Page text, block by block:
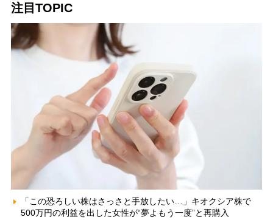
注目TOPIC
「この恐ろしい株はさっさと手放したい…」キオクシア株で
500万円の利益を出した女性が“夢よもう一度”と再購入